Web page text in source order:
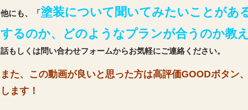
他にも、「 塗装について聞いてみたいことがあ
するのか、どのようなプランが合うのか教
話もしくは問い合わせフォームからお気軽にご連絡ください。
また、この動画が良いと思った方は高評価GOODボタン
します！